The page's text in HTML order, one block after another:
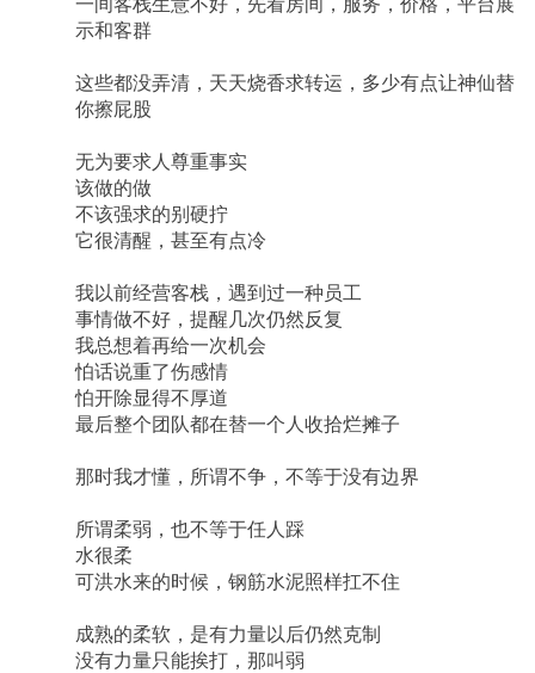
示和客群
这些都没弄清，天天烧香求转运，多少有点让神仙替
你擦屁股
无为要求人尊重事实
该做的做
不该强求的别硬拧
它很清醒，甚至有点冷
我以前经营客栈，遇到过一种员工
事情做不好，提醒几次仍然反复
我总想着再给一次机会
怕话说重了伤感情
怕开除显得不厚道
最后整个团队都在替一个人收拾烂摊子
那时我才懂，所谓不争，不等于没有边界
所谓柔弱，也不等于任人踩
水很柔
可洪水来的时候，钢筋水泥照样扛不住
成熟的柔软，是有力量以后仍然克制
没有力量只能挨打，那叫弱